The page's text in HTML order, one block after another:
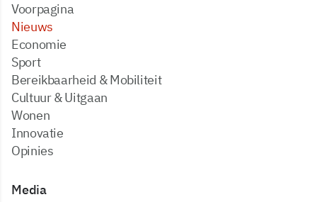
Voorpagina
Nieuws
Economie
Sport
Bereikbaarheid & Mobiliteit
Cultuur & Uitgaan
Wonen
Innovatie
Opinies
Media